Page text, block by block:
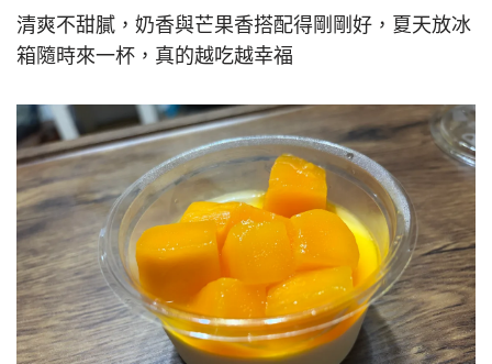
清爽不甜膩，奶香與芒果香搭配得剛剛好，夏天放冰
箱隨時來一杯，真的越吃越幸福